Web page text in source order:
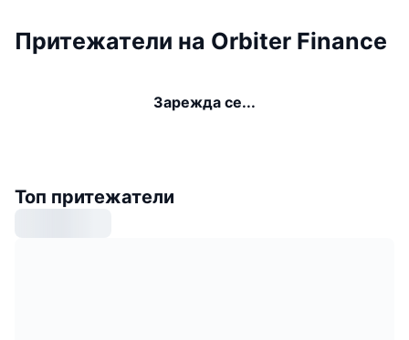
Притежатели на Orbiter Finance
Зарежда се...
Топ притежатели